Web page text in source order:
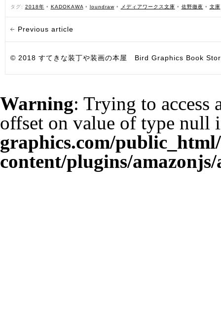
タグ: 2018年 • KADOKAWA • loundraw• メディアワークス文庫 • 佐野徹夜 • 文庫
Previous article
© 2018 すてきな装丁や装画の本屋 Bird Graphics Book
Warning: Trying to access
offset on value of type null
graphics.com/
content/plugins/